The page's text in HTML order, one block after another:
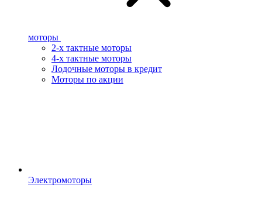
моторы
2-х тактные моторы
4-х тактные моторы
Лодочные моторы в кредит
Моторы по акции
Электромоторы